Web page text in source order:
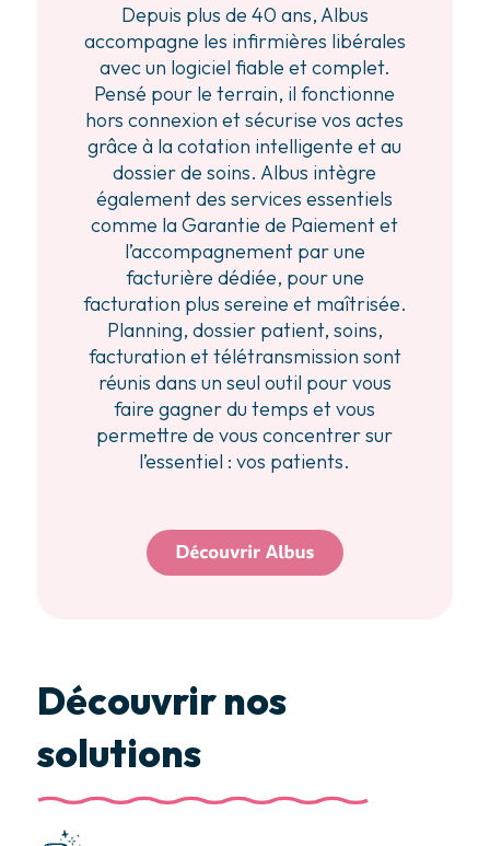
Depuis plus de 40 ans, Albus
accompagne les infirmières libérales
avec un logiciel fiable et complet.
Pensé pour le terrain, il fonctionne
hors connexion et sécurise vos actes
grâce à la cotation intelligente et au
dossier de soins. Albus intègre
également des services essentiels
comme la Garantie de Paiement et
l’accompagnement par une
facturière dédiée, pour une
facturation plus sereine et maîtrisée.
Planning, dossier patient, soins,
facturation et télétransmission sont
réunis dans un seul outil pour vous
faire gagner du temps et vous
permettre de vous concentrer sur
l’essentiel : vos patients.
Découvrir nos
solutions